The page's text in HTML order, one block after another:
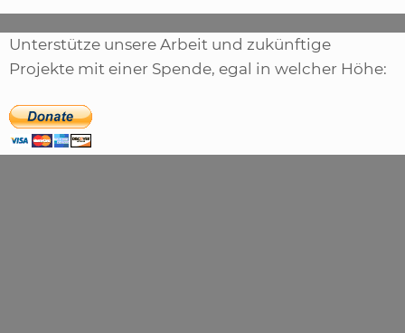
Unterstütze unsere Arbeit und zukünftige
Projekte mit einer Spende, egal in welcher Höhe: